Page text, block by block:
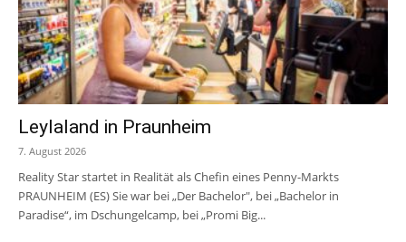
Leylaland in Praunheim
7. August 2026
Reality Star startet in Realität als Chefin eines Penny-Markts
PRAUNHEIM (ES) Sie war bei „Der Bachelor", bei „Bachelor in
Paradise“, im Dschungelcamp, bei „Promi Big...